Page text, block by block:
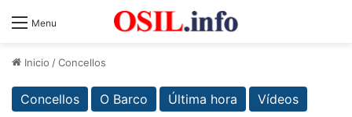
Menu
Inicio /Concellos
Concellos O Barco Última hora Vídeos